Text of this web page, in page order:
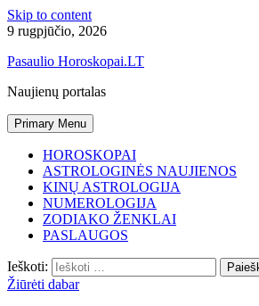
Skip to content
9 rugpjūčio, 2026
Pasaulio Horoskopai.LT
Naujienų portalas
Primary Menu
HOROSKOPAI
ASTROLOGINĖS NAUJIENOS
KINŲ ASTROLOGIJA
NUMEROLOGIJA
ZODIAKO ŽENKLAI
PASLAUGOS
Ieškoti:
Žiūrėti dabar